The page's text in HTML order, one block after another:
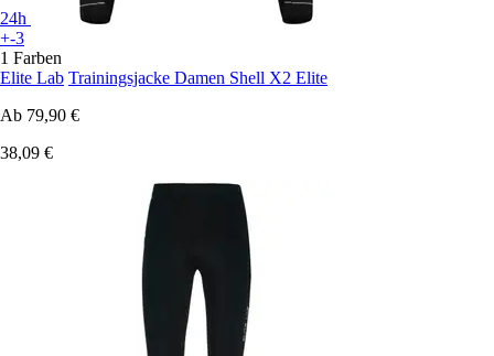
24h
+-3
1 Farben
Elite Lab Trainingsjacke Damen Shell X2 Elite
Ab 79,90 €
38,09 €